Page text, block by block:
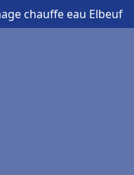
chauffe eau Elbeuf